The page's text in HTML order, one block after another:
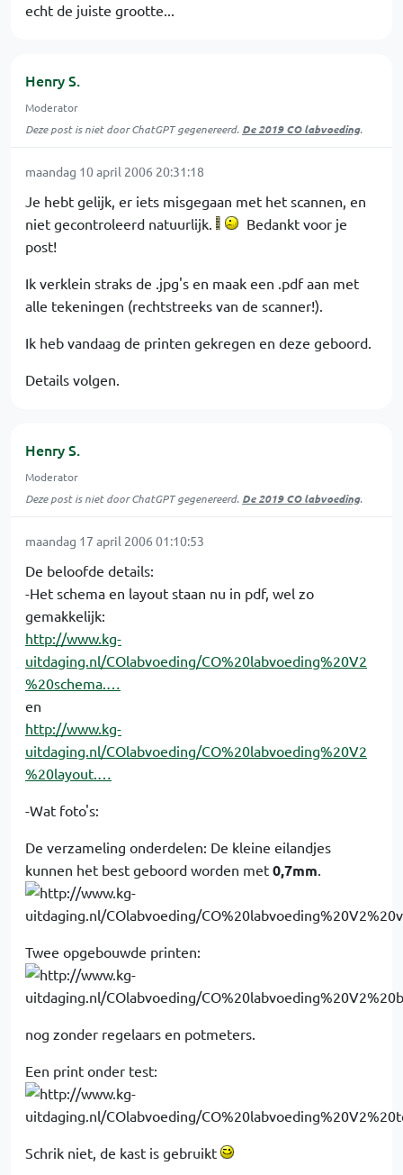
echt de juiste grootte...
Henry S.
Moderator
Deze post is niet door ChatGPT gegenereerd. De 2019 CO labvoeding.
maandag 10 april 2006 20:31:18
Je hebt gelijk, er iets misgegaan met het scannen, en
niet gecontroleerd natuurlijk.
Bedankt voor je
post!
Ik verklein straks de .jpg's en maak een .pdf aan met
alle tekeningen (rechtstreeks van de scanner!).
Ik heb vandaag de printen gekregen en deze geboord.
Details volgen.
Henry S.
Moderator
Deze post is niet door ChatGPT gegenereerd. De 2019 CO labvoeding.
maandag 17 april 2006 01:10:53
De beloofde details:
-Het schema en layout staan nu in pdf, wel zo
gemakkelijk:
http://www.kg-
uitdaging.nl/COlabvoeding/CO%20labvoeding%20V2
%20schema.…
en
http://www.kg-
uitdaging.nl/COlabvoeding/CO%20labvoeding%20V2
%20layout.…
-Wat foto's:
De verzameling onderdelen: De kleine eilandjes
kunnen het best geboord worden met 0,7mm.
Twee opgebouwde printen:
nog zonder regelaars en potmeters.
Een print onder test:
Schrik niet, de kast is gebruikt